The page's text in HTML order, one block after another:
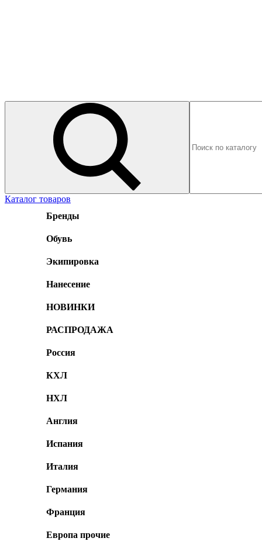
Каталог товаров
Бренды
Обувь
Экипировка
Нанесение
НОВИНКИ
РАСПРОДАЖА
Россия
КХЛ
НХЛ
Англия
Испания
Италия
Германия
Франция
Европа прочие